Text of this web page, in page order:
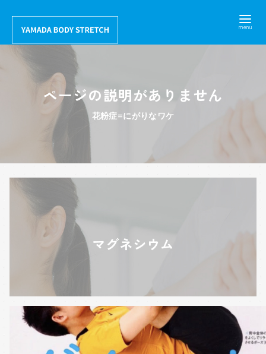
テ
ページの説明がありません
花粉症=にがりなワケ
マグネシウム